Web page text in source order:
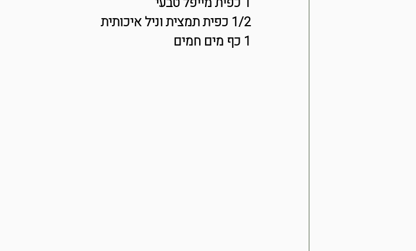
1/2 כפית תמצית וניל איכותית
1 כף מים חמים